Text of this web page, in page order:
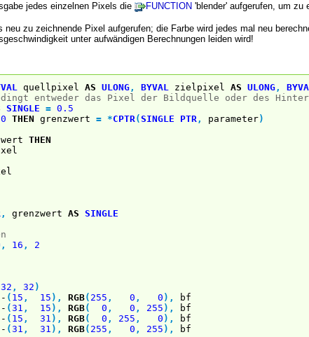
jedes einzelnen Pixels die
FUNCTION 'blender' aufgerufen, um zu
neu zu zeichnende Pixel aufgerufen; die Farbe wird jedes mal neu
unter aufwändigen Berechnungen leiden wird!
quellpixel AS ULONG, BYVAL zielpixel AS ULONG,
entweder das Pixel der Bildquelle oder des
SINGLE = 0.5
0 THEN grenzwert = *CPTR(SINGLE PTR, parameter)
THEN
, grenzwert AS SINGLE
, 16 ,
2
32 , 32 )
- ( 15 , 15 ) , RGB( 255 , 0 , 0 ) ,
bf
- (31 , 15 ) , RGB( 0 , 0 , 255 ) ,
bf
- ( 15 , 31 ) , RGB( 0 , 255 , 0 ) ,
bf
- (31 , 31 ) , RGB( 255 , 0 , 255 ) ,
bf